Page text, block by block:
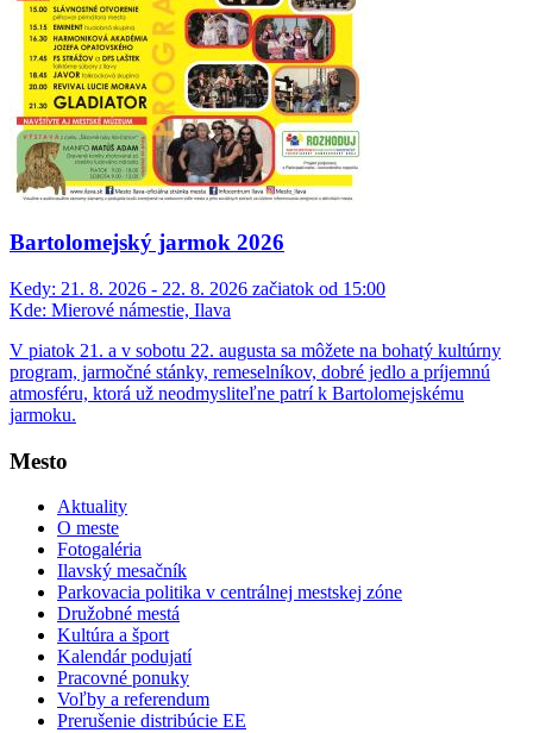
Bartolomejský jarmok 2026
Kedy: 21. 8. 2026 - 22. 8. 2026 začiatok od 15:00
Kde: Mierové námestie, Ilava
V piatok 21. a v sobotu 22. augusta sa môžete na bohatý kultúrny
program, jarmočné stánky, remeselníkov, dobré jedlo a príjemnú
atmosféru, ktorá už neodmysliteľne patrí k Bartolomejskému
jarmoku.
Mesto
Aktuality
O meste
Fotogaléria
Ilavský mesačník
Parkovacia politika v centrálnej mestskej zóne
Družobné mestá
Kultúra a šport
Kalendár podujatí
Pracovné ponuky
Voľby a referendum
Prerušenie distribúcie EE